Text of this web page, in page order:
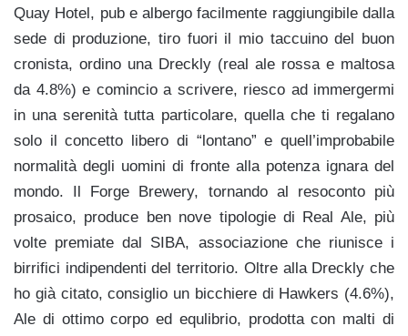
Quay Hotel, pub e albergo facilmente raggiungibile dalla
sede di produzione, tiro fuori il mio taccuino del buon
cronista, ordino una Dreckly (real ale rossa e maltosa
da 4.8%) e comincio a scrivere, riesco ad immergermi
in una serenità tutta particolare, quella che ti regalano
solo il concetto libero di “lontano” e quell’improbabile
normalità degli uomini di fronte alla potenza ignara del
mondo. Il Forge Brewery, tornando al resoconto più
prosaico, produce ben nove tipologie di Real Ale, più
volte premiate dal SIBA, associazione che riunisce i
birrifici indipendenti del territorio. Oltre alla Dreckly che
ho già citato, consiglio un bicchiere di Hawkers (4.6%),
Ale di ottimo corpo ed equlibrio, prodotta con malti di